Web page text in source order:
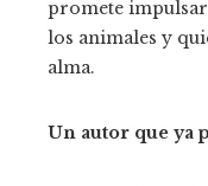
promete impulsar
los animales y
alma.
Un autor que ya